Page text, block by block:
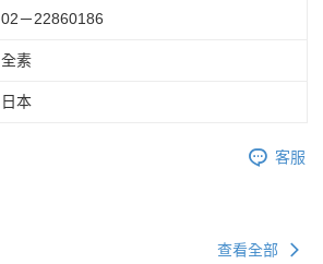
02－22860186
全素
日本
客服
查看全部